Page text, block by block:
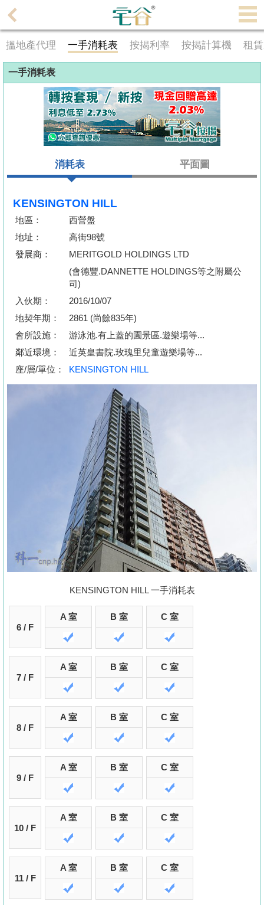
理
主
頁
主
放
盤
宅
谷
地
產
博
客
業
手
於
們
搵地產代理 一手消耗表 按揭利率 按揭計算機 租
一手消耗表
消耗表 平面圖
KENSINGTON HILL
地區：
西營盤
地址：
高街98號
發展商：
MERITGOLD HOLDINGS LTD
(會德豐.DANNETTE HOLDINGS等之附屬公
司)
入伙期：
2016/10/07
地契年期：
2861 (尚餘835年)
會所設施：
游泳池.有上蓋的園景區.遊樂場等...
鄰近環境：
近英皇書院.玫瑰里兒童遊樂場等...
座/層/單位：
KENSINGTON HILL
KENSINGTON HILL 一手消耗表
6 / F
A 室 B 室 C 室
7 / F
A 室 B 室 C 室
8 / F
A 室 B 室 C 室
9 / F
A 室 B 室 C 室
10 / F
A 室 B 室 C 室
11 / F
A 室 B 室 C 室